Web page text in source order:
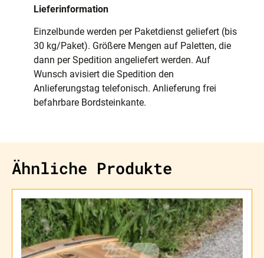
Lieferinformation
Einzelbunde werden per Paketdienst geliefert (bis
30 kg/Paket). Größere Mengen auf Paletten, die
dann per Spedition angeliefert werden. Auf
Wunsch avisiert die Spedition den
Anlieferungstag telefonisch. Anlieferung frei
befahrbare Bordsteinkante.
Ähnliche Produkte